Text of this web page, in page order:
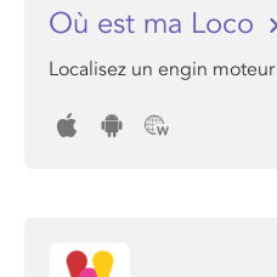
Où est ma Loco
Localisez un engin